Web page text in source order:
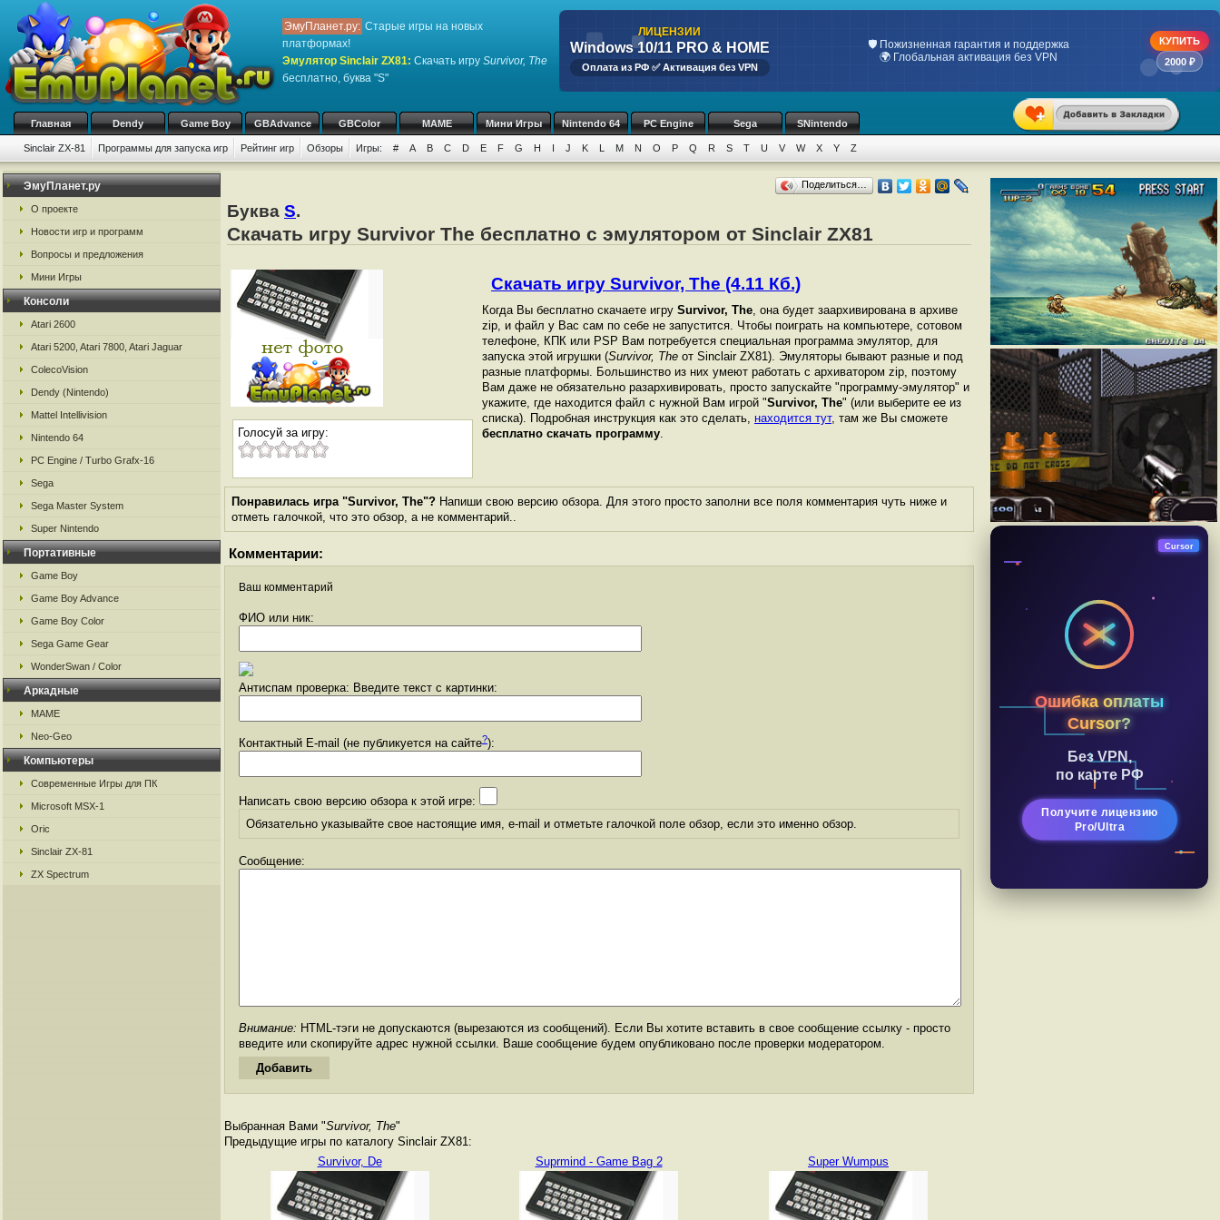
ЭмуПланет.ру: Старые игры на новых
платформах!
Эмулятор Sinclair ZX81: Скачать игру Survivor, The
бесплатно, буква "S"
ЛИЦЕНЗИИ
Windows 10/11 PRO & HOME
Оплата из РФ ✅ Активация без VPN
💯 Только индивидуальные ключи
📋 Официальный чек по 54-ФЗ
КУПИТЬ
2000 ₽
Главная Dendy Game Boy GBAdvance GBColor MAME Мини Игры Nintendo 64 PC Engine Sega SNintendo
Sinclair ZX-81 Программы для запуска игр Рейтинг игр Обзоры Игры: # A B C D E F G H I J K L M N O P Q R S T U V W X Y Z
ЭмуПланет.ру
О проекте
Новости игр и программ
Вопросы и предложения
Мини Игры
Консоли
Atari 2600
Atari 5200, Atari 7800, Atari Jaguar
ColecoVision
Dendy (Nintendo)
Mattel Intellivision
Nintendo 64
PC Engine / Turbo Grafx-16
Sega
Sega Master System
Super Nintendo
Портативные
Game Boy
Game Boy Advance
Game Boy Color
Sega Game Gear
WonderSwan / Color
Аркадные
MAME
Neo-Geo
Компьютеры
Современные Игры для ПК
Microsoft MSX-1
Oric
Sinclair ZX-81
ZX Spectrum
Поделиться…
Буква S.
Скачать игру Survivor The бесплатно с эмулятором от Sinclair ZX81
Голосуй за игру:
Скачать игру Survivor, The (4.11 Кб.)
Когда Вы бесплатно скачаете игру Survivor, The, она будет заархивирована в архиве
zip, и файл у Вас сам по себе не запустится. Чтобы поиграть на компьютере, сотовом
телефоне, КПК или PSP Вам потребуется специальная программа эмулятор, для
запуска этой игрушки (Survivor, The от Sinclair ZX81). Эмуляторы бывают разные и под
разные платформы. Большинство из них умеют работать с архиватором zip, поэтому
Вам даже не обязательно разархивировать, просто запускайте "программу-эмулятор" и
укажите, где находится файл с нужной Вам игрой "Survivor, The" (или выберите ее из
списка). Подробная инструкция как это сделать, находится тут, там же Вы сможете
бесплатно скачать программу.
Понравилась игра "Survivor, The"? Напиши свою версию обзора. Для этого просто заполни все поля комментария чуть ниже и
отметь галочкой, что это обзор, а не комментарий..
Комментарии:
Ваш комментарий
ФИО или ник:
Антиспам проверка: Введите текст с картинки:
Контактный E-mail (не публикуется на сайте?):
Написать свою версию обзора к этой игре:
Обязательно указывайте свое настоящие имя, e-mail и отметьте галочкой поле обзор, если это именно обзор.
Сообщение:
Внимание: HTML-тэги не допускаются (вырезаются из сообщений). Если Вы хотите вставить в свое сообщение ссылку - просто
введите или скопируйте адрес нужной ссылки. Ваше сообщение будем опубликовано после проверки модератором.
Выбранная Вами "Survivor, The"
Предыдущие игры по каталогу Sinclair ZX81:
Survivor, De
Suprmind - Game Bag 2 Super Wumpus
Ошибка оплаты
Cursor?
Без VPN,
по карте РФ
Получите лицензию
Pro/Ultra
Cursor